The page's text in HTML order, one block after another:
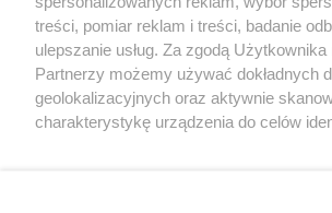
treści, pomiar reklam i treści, badanie
ulepszanie usług. Za zgodą
Partnerzy możemy używać dokładnych
geolokalizacyjnych oraz aktywnie
charakterystykę urządzenia do celów